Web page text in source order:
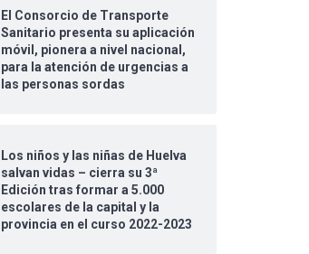
El Consorcio de Transporte
Sanitario presenta su aplicación
móvil, pionera a nivel nacional,
para la atención de urgencias a
las personas sordas
Los niños y las niñas de Huelva
salvan vidas – cierra su 3ª
Edición tras formar a 5.000
escolares de la capital y la
provincia en el curso 2022-2023